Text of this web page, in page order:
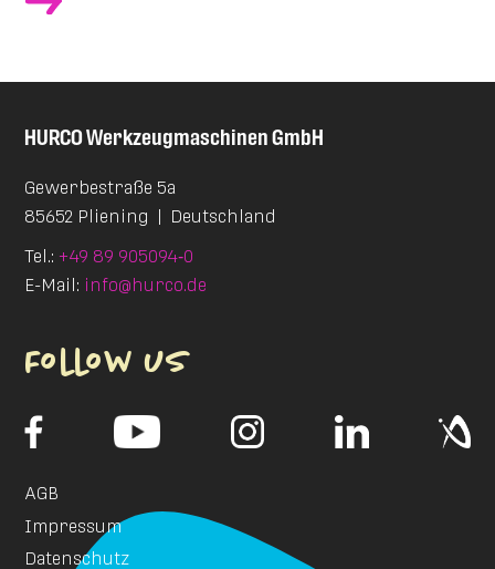
HURCOWerkzeugmaschinen GmbH
Gewerbestraße 5a
85652 Pliening | Deutschland
Tel.: +49 89 905094‑0
E-Mail: info@hurco.de
Follow us
AGB
Impressum
Datenschutz